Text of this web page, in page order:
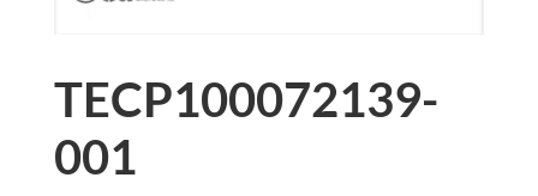
TECP100072139-
001